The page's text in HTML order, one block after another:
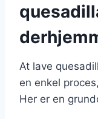
At lave
en enkel
Her er en